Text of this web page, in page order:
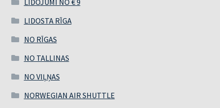
LIDOSTA RĪGA
NO RĪGAS
NO TALLINAS
NO VIĻŅAS
NORWEGIAN AIR SHUTTLE